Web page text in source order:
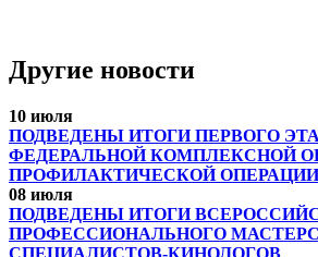
Другие новости
10 июля
ПОДВЕДЕНЫ ИТОГИ ПЕРВОГО
ФЕДЕРАЛЬНОЙ КОМПЛЕКСНОЙ
ПРОФИЛАКТИЧЕСКОЙ ОПЕРАЦИИ
08 июля
ПОДВЕДЕНЫ ИТОГИ
ПРОФЕССИОНАЛЬНОГО
СПЕЦИАЛИСТОВ-КИНОЛОГОВ